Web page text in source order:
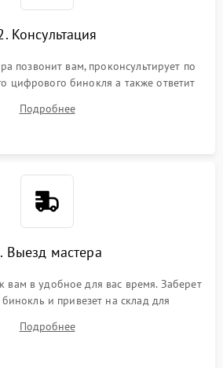
Консультация
позвонит вам, проконсультирует по
цифрового бинокля а также ответит
Подробнее
Выезд мастера
вам в удобное для вас время. Заберет
и привезет на склад для
Подробнее